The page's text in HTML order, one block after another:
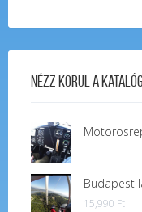
Nézz körül a
Budapest
15,990 Ft